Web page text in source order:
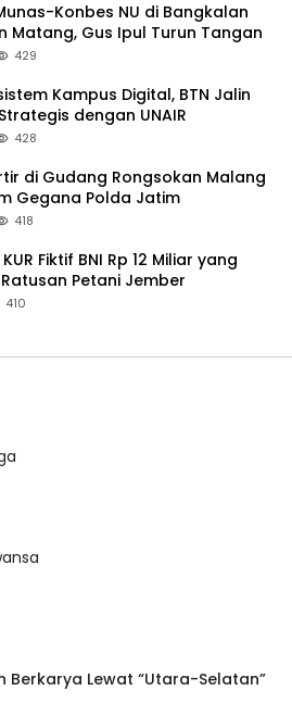
Konbes NU di Bangkalan
Matang, Gus Ipul Turun Tangan
429
Kampus Digital, BTN Jalin
dengan UNAIR
428
di Gudang Rongsokan Malang
Gegana Polda Jatim
418
Fiktif BNI Rp 12 Miliar yang
Petani Jember
410
Berkarya Lewat “Utara-Selatan”